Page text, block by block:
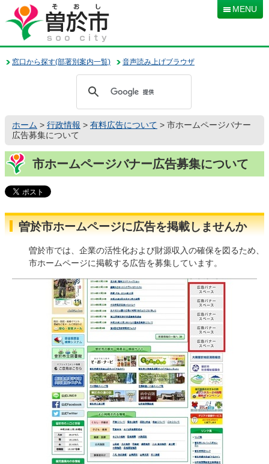
本
文
移
動
音声読み上げブラウザ
窓口から探す(部署別案内一覧)
MENU
ホーム > 行政情報 > 有料広告について > 市ホームページバナー
広告募集について
市ホームページバナー広告募集について
曽於市ホームページに広告を掲載しませんか
曽於市では、企業の活性化および財源収入の確保を図るため、
市ホームページに掲載する広告を募集しています。